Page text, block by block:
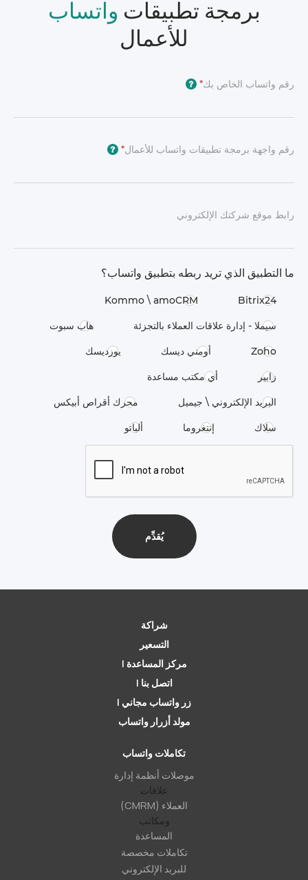
برمجة تطبيقات واتساب
للأعمال
رقم واتساب الخاص بك*
?
رقم واجهة برمجة تطبيقات واتساب للأعمال*
?
رابط موقع شركتك الإلكتروني
ما التطبيق الذي تريد ربطه بتطبيق واتساب؟
Bitrix24
Kommo \​ amoCRM
سيملا - إدارة علاقات العملاء بالتجزئة هاب سبوت
Zoho أومني ديسك يوزديسك
زابير أي مكتب مساعدة
البريد الإلكتروني \ جيميل محرك أقراص أبيكس
سلاك إنتغروما ألباتو
شراكة
التسعير
مركز المساعدة |
اتصل بنا |
زر واتساب مجاني |
مولد أزرار واتساب
تكاملات واتساب
موصلات أنظمة إدارة
علاقات
العملاء (CMRM)
ومكاتب
المساعدة
تكاملات مخصصة
للبريد الإلكتروني